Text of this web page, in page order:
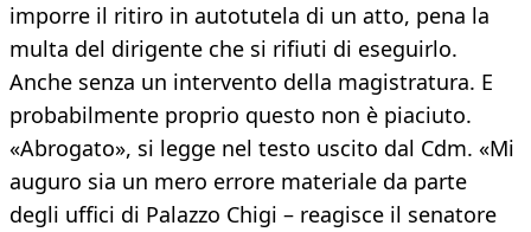
imporre il ritiro in autotutela di un atto, pena la
multa del dirigente che si rifiuti di eseguirlo.
Anche senza un intervento della magistratura. E
probabilmente proprio questo non è piaciuto.
«Abrogato», si legge nel testo uscito dal Cdm. «Mi
auguro sia un mero errore materiale da parte
degli uffici di Palazzo Chigi – reagisce il senatore